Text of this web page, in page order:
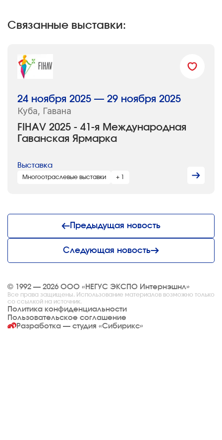
Связанные выставки:
FIHAV 2025 - 41-я Международная
Гаванская Ярмарка
24 ноября 2025 — 29 ноября 2025
Куба, Гавана
Выставка
Многоотраслевые выставки + 1
Предыдущая новость
Следующая новость
© 1992 — 2026 ООО «НЕГУС ЭКСПО Интернэшнл»
Все права защищены. Использование материалов возможно только
со ссылкой на источник.
Политика конфиденциальности
Пользовательское соглашение
Разработка — студия «Сибирикс»